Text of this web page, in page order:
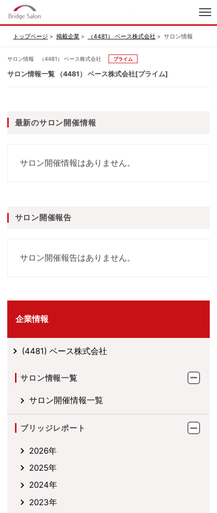
トップページ 掲載企業 （4481） ベース株式会社 サロン情報
サロン情報 （4481） ベース株式会社 プライム
サロン情報一覧 （4481） ベース株式会社[プライム]
最新のサロン開催情報
サロン開催情報はありません。
サロン開催報告
サロン開催報告はありません。
企業情報
(4481) ベース株式会社
サロン情報一覧
サロン開催情報一覧
ブリッジレポート
2026年
2025年
2024年
2023年